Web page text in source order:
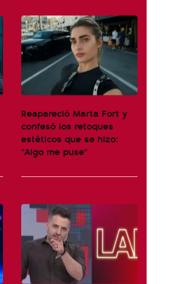
Reapareció Marta Fort y
confesó los retoques
estéticos que se hizo:
"Algo me puse"